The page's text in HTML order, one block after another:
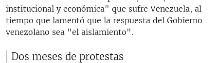
institucional y económica" que sufre Venezuela, al
tiempo que lamentó que la respuesta del Gobierno
venezolano sea "el aislamiento".
Dos meses de protestas